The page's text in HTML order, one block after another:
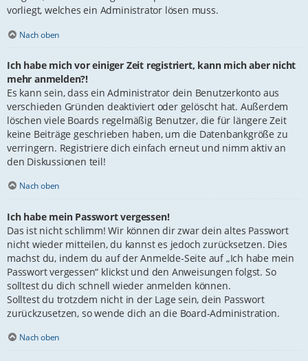
vorliegt, welches ein Administrator lösen muss.
Nach oben
Ich habe mich vor einiger Zeit registriert, kann mich aber nicht
mehr anmelden?!
Es kann sein, dass ein Administrator dein Benutzerkonto aus
verschieden Gründen deaktiviert oder gelöscht hat. Außerdem
löschen viele Boards regelmäßig Benutzer, die für längere Zeit
keine Beiträge geschrieben haben, um die Datenbankgröße zu
verringern. Registriere dich einfach erneut und nimm aktiv an
den Diskussionen teil!
Nach oben
Ich habe mein Passwort vergessen!
Das ist nicht schlimm! Wir können dir zwar dein altes Passwort
nicht wieder mitteilen, du kannst es jedoch zurücksetzen. Dies
machst du, indem du auf der Anmelde-Seite auf „Ich habe mein
Passwort vergessen“ klickst und den Anweisungen folgst. So
solltest du dich schnell wieder anmelden können.
Solltest du trotzdem nicht in der Lage sein, dein Passwort
zurückzusetzen, so wende dich an die Board-Administration.
Nach oben